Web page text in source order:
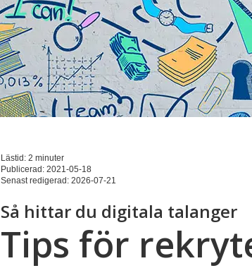
Lästid: 2 minuter
Publicerad: 2021-05-18
Senast redigerad: 2026-07-21
Så hittar du digitala talanger
Tips för